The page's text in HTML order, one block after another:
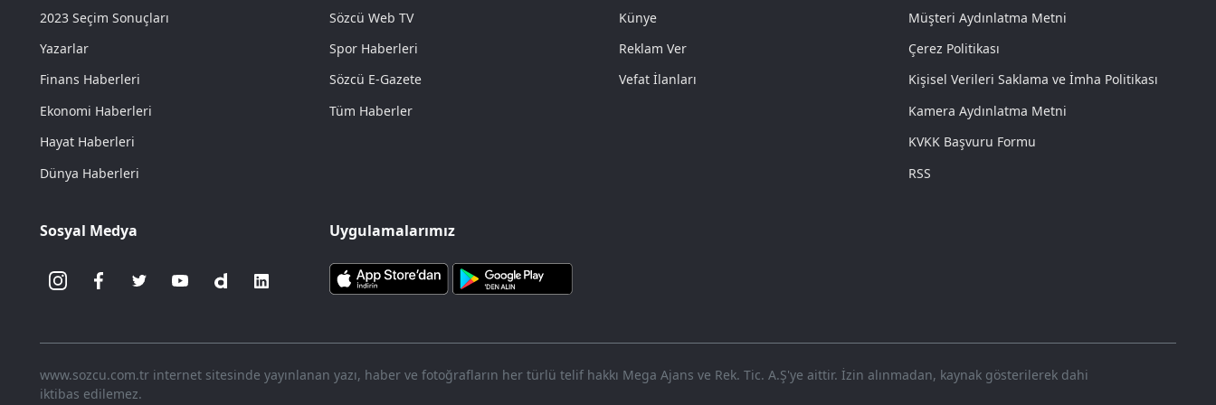
2023 Seçim Sonuçları
Yazarlar
Finans Haberleri
Ekonomi Haberleri
Hayat Haberleri
Dünya Haberleri
Sözcü Web TV
Spor Haberleri
Sözcü E-Gazete
Tüm Haberler
Künye
Reklam Ver
Vefat İlanları
Müşteri Aydınlatma Metni
Çerez Politikası
Kişisel Verileri Saklama ve İmha Politikası
Kamera Aydınlatma Metni
KVKK Başvuru Formu
RSS
Sosyal Medya Uygulamalarımız
www.sozcu.com.tr internet sitesinde yayınlanan yazı, haber ve fotoğrafların her türlü telif hakkı Mega Ajans ve Rek. Tic. A.Ş'ye aittir. İzin alınmadan, kaynak gösterilerek dahi
iktibas edilemez.